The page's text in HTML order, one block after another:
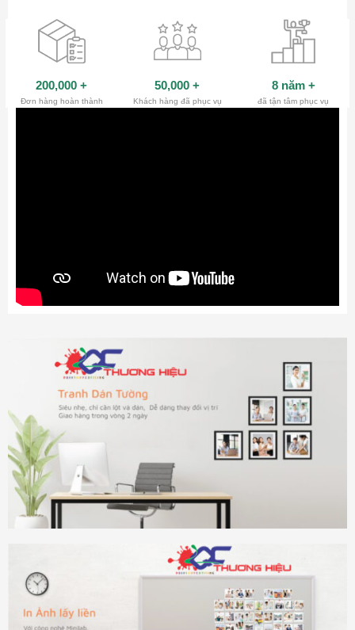
200,000 +
Đơn hàng hoàn thành
50,000 +
Khách hàng đã phục vụ
8 năm +
đã tận tâm phục vụ